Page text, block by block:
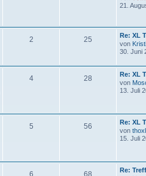
21.
2 25
Re: XL
von
30. Juni
4 28
Re: XL
von
13. Juli
5 56
Re: XL
von thoxl
15. Juli
6 68
Re: